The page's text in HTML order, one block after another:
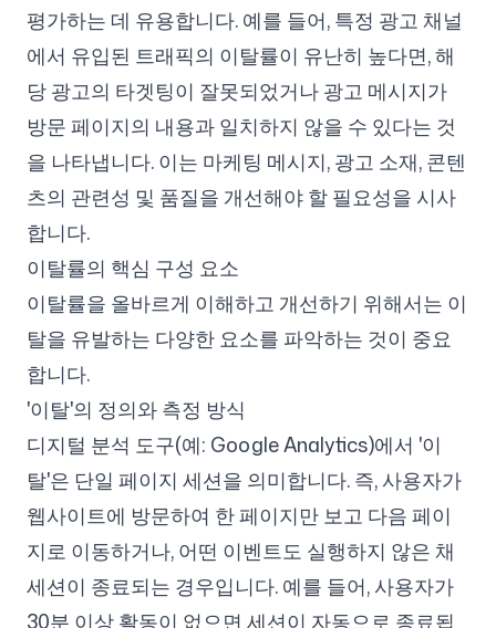
평가하는 데 유용합니다. 예를 들어, 특정 광고 채널
에서 유입된 트래픽의 이탈률이 유난히 높다면, 해
당 광고의 타겟팅이 잘못되었거나 광고 메시지가
방문 페이지의 내용과 일치하지 않을 수 있다는 것
을 나타냅니다. 이는 마케팅 메시지, 광고 소재, 콘텐
츠의 관련성 및 품질을 개선해야 할 필요성을 시사
합니다.
이탈률의 핵심 구성 요소
이탈률을 올바르게 이해하고 개선하기 위해서는 이
탈을 유발하는 다양한 요소를 파악하는 것이 중요
합니다.
'이탈'의 정의와 측정 방식
디지털 분석 도구(예: Google Analytics)에서 '이
탈'은 단일 페이지 세션을 의미합니다. 즉, 사용자가
웹사이트에 방문하여 한 페이지만 보고 다음 페이
지로 이동하거나, 어떤 이벤트도 실행하지 않은 채
세션이 종료되는 경우입니다. 예를 들어, 사용자가
30분 이상 활동이 없으면 세션이 자동으로 종료됩